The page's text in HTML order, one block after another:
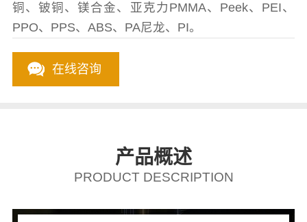
铜、铍铜、镁合金、亚克力PMMA、Peek、PEI、
PPO、PPS、ABS、PA尼龙、PI。
在线咨询
产品概述
PRODUCT DESCRIPTION